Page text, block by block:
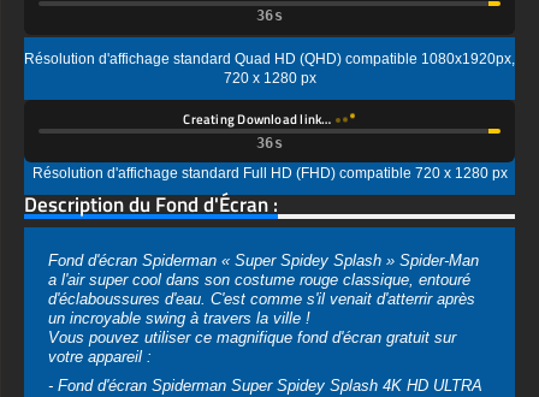
Creating Download link…
Résolution d'affichage standard Full HD (FHD) compatible 720 x 1280 px
Description du Fond d'Écran :
Fond d'écran Spiderman « Super Spidey Splash » Spider-Man
a l'air super cool dans son costume rouge classique, entouré
d'éclaboussures d'eau. C'est comme s'il venait d'atterrir après
un incroyable swing à travers la ville !
Vous pouvez utiliser ce magnifique fond d'écran gratuit sur
- Fond d'écran Spiderman Super Spidey Splash 4K HD ULTRA
HD pour PC de bureau et ordinateur portable (y compris les
marques populaires comme Apple MacBook, Dell XPS, HP
Spectre, Lenovo ThinkPad, Asus ROG Strix, Microsoft
Surface, Acer, MSI, Toshiba, Samsung, Razer, LG Gram,
Alienware, Huawei MateBook, LG Ultra, Google Pixelbook, LG
Gram, LG Ultra, Razer Blade, Gigabyte Aero.